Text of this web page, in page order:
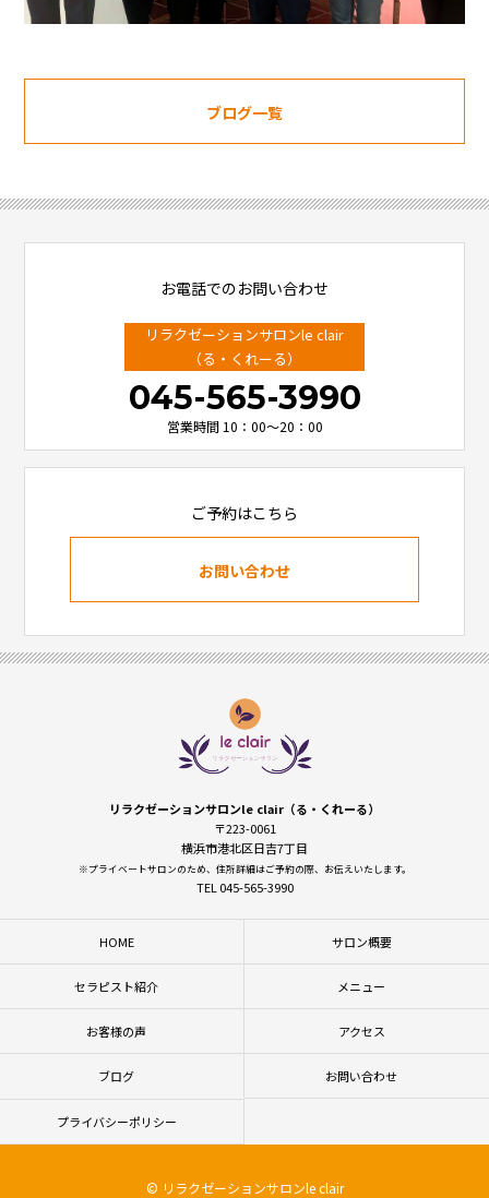
ブログ一覧
お電話でのお問い合わせ
リラクゼーションサロンle clair
（る・くれーる）
045-565-3990
営業時間 10：00～20：00
ご予約はこちら
お問い合わせ
リラクゼーションサロンle clair（る・くれーる）
〒223-0061
横浜市港北区日吉7丁目
※プライベートサロンのため、住所詳細はご予約の際、お伝えいたします。
TEL 045-565-3990
HOME サロン概要
セラピスト紹介 メニュー
お客様の声 アクセス
ブログ お問い合わせ
プライバシーポリシー
© リラクゼーションサロンle clair